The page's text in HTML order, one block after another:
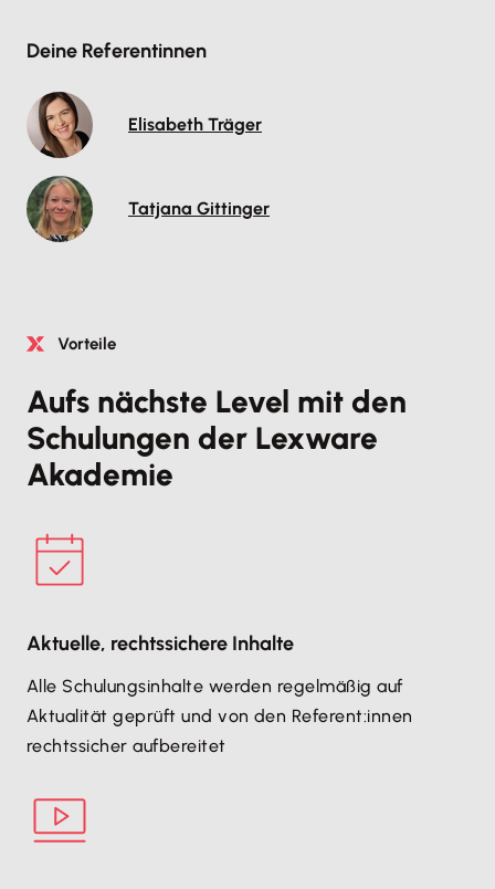
Deine Referentinnen
Elisabeth Träger
Tatjana Gittinger
Vorteile
Aufs nächste Level mit den
Schulungen der Lexware
Akademie
Aktuelle, rechtssichere Inhalte
Alle Schulungsinhalte werden regelmäßig auf
Aktualität geprüft und von den Referent:innen
rechtssicher aufbereitet